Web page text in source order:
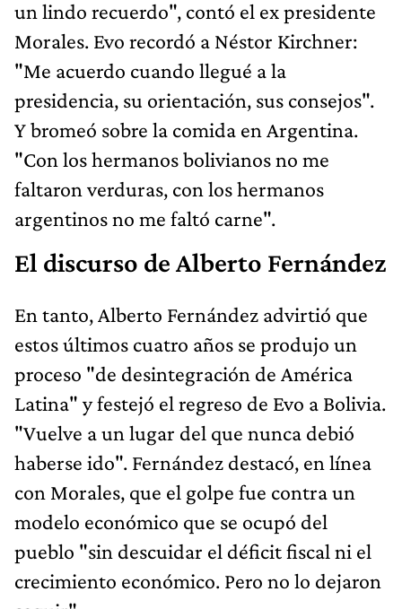
un lindo recuerdo", contó el ex presidente
Morales. Evo recordó a Néstor Kirchner:
"Me acuerdo cuando llegué a la
presidencia, su orientación, sus consejos".
Y bromeó sobre la comida en Argentina.
"Con los hermanos bolivianos no me
faltaron verduras, con los hermanos
argentinos no me faltó carne".
El discurso de Alberto Fernández
En tanto, Alberto Fernández advirtió que
estos últimos cuatro años se produjo un
proceso "de desintegración de América
Latina" y festejó el regreso de Evo a Bolivia.
"Vuelve a un lugar del que nunca debió
haberse ido". Fernández destacó, en línea
con Morales, que el golpe fue contra un
modelo económico que se ocupó del
pueblo "sin descuidar el déficit fiscal ni el
crecimiento económico. Pero no lo dejaron